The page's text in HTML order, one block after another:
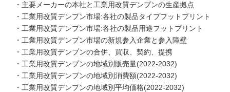
・主要メーカーの本社と工業用改質デンプンの生産拠点
・工業用改質デンプン市場:各社の製品タイプフットプリント
・工業用改質デンプン市場:各社の製品用途フットプリント
・工業用改質デンプン市場の新規参入企業と参入障壁
・工業用改質デンプンの合併、買収、契約、提携
・工業用改質デンプンの地域別販売量(2022-2032)
・工業用改質デンプンの地域別消費額(2022-2032)
・工業用改質デンプンの地域別平均価格(2022-2032)